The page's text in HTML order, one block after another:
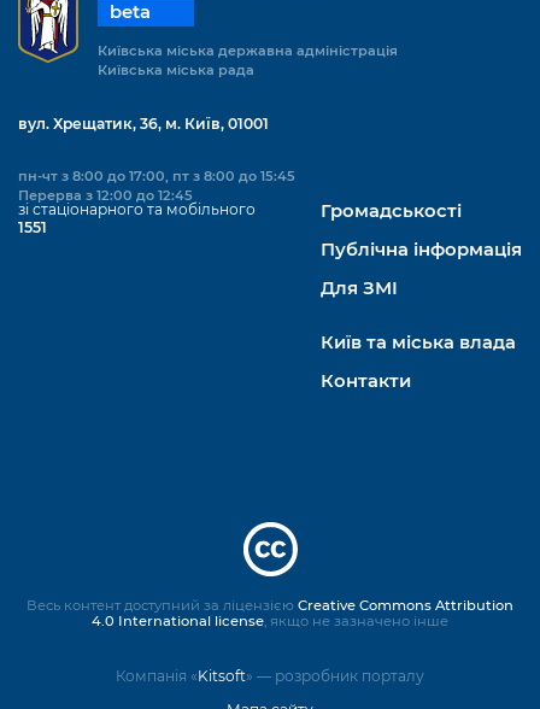
beta
Київська міська державна адміністрація
Київська міська рада
вул. Хрещатик, 36, м. Київ, 01001
пн-чт з 8:00 до 17:00, пт з 8:00 до 15:45
Перерва з 12:00 до 12:45
зі стаціонарного та мобільного
1551
Громадськості
Публічна інформація
Для ЗМІ
Київ та міська влада
Контакти
Компанія «Kitsoft» — розробник порталу
Весь контент доступний за ліцензією Creative Commons Attribution
4.0 International license, якщо не зазначено інше